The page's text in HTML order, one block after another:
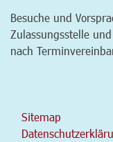
Besuche und
Zulassungsstelle
nach
Sitemap